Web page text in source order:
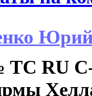
RU